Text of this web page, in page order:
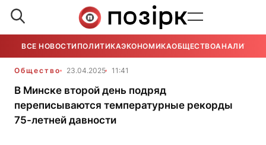
ВСЕ НОВОСТИ ПОЛИТИКАЭКОНОМИКАОБЩЕСТВОАНАЛИТИКА
Общество 23.04.2025 11:41
В Минске второй день подряд
переписываются температурные рекорды
75-летней давности